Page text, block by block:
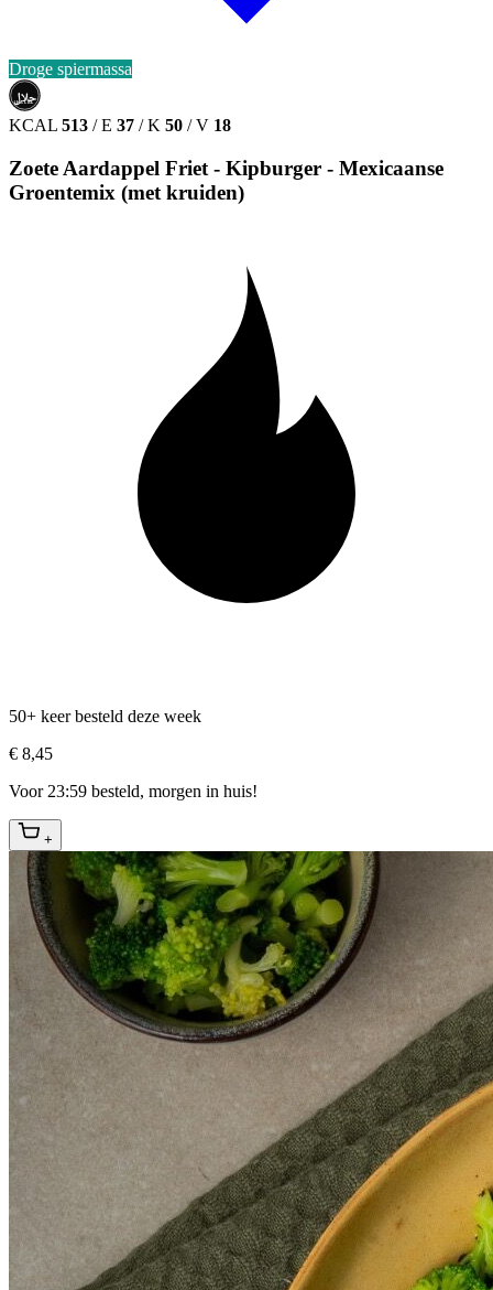
Droge spiermassa
حلال
HALAL
KCAL 513 / E 37 / K 50 / V 18
Zoete Aardappel Friet - Kipburger - Mexicaanse
Groentemix (met kruiden)
50+ keer besteld deze week
€ 8,45
Voor 23:59 besteld, morgen in huis!
+